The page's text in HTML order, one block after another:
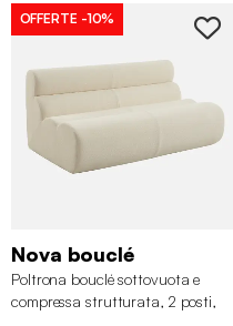
OFFERTE -10%
Nova bouclé
Poltrona bouclé sottovuota e
compressa strutturata, 2 posti,